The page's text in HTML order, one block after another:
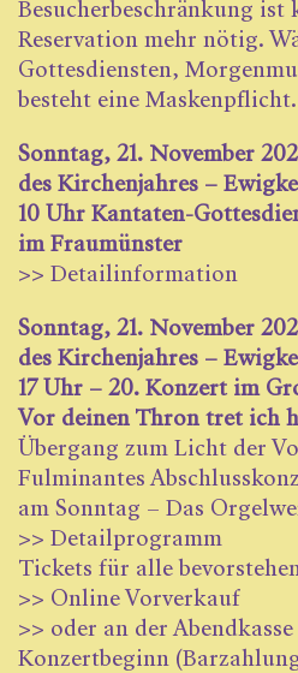
Besucherbeschränkung ist
Reservation mehr nötig.
Gottesdiensten,
besteht eine Maskenpflicht.
Sonntag, 21. November
des Kirchenjahres –
10 Uhr Kantaten-
im Fraumünster
>> Detailinformation
Sonntag, 21. November
des Kirchenjahres –
17 Uhr – 20. Konzert im
Vor deinen Thron tret ich
Übergang zum Licht der
Fulminantes
am Sonntag – Das
>> Detailprogramm
Tickets für alle
>> Online Vorverkauf
>> oder an der
Konzertbeginn